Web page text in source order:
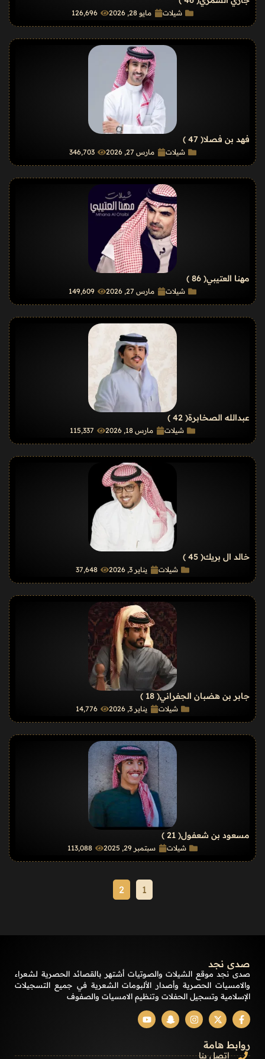
شيلات مايو 28, 2026 126٬696
فهد بن فصلا( 47 )
شيلات مارس 27, 2026 346٬703
مهنا العتيبي( 86 )
شيلات مارس 27, 2026 149٬609
عبدالله الصخابرة( 42 )
شيلات مارس 18, 2026 115٬337
خالد ال بريك( 45 )
شيلات يناير 3, 2026 37٬648
جابر بن هضبان الجفراني( 18 )
شيلات يناير 3, 2026 14٬776
مسعود بن شعفول( 21 )
شيلات سبتمبر 29, 2025 113٬088
1
2
صدى نجد
صدى نجد موقع الشيلات والصوتيات أشتهر بالقصائد الحصرية لشعراء
والامسيات الحصرية وأصدار الألبومات الشعرية في جميع التسجيلات
الإسلامية وتسجيل الحفلات وتنظيم الامسيات والصفوف
روابط هامة
إتصل بنا